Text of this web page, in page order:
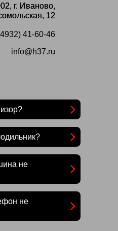
г. Иваново,
12
41-60-46
info@h37.ru
не
не